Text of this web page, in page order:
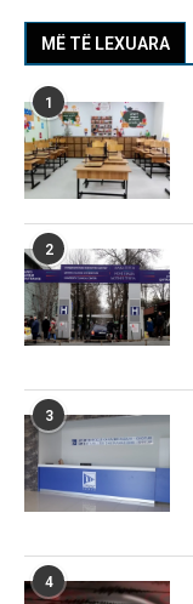
MË TË LEXUARA
1
2
3
4